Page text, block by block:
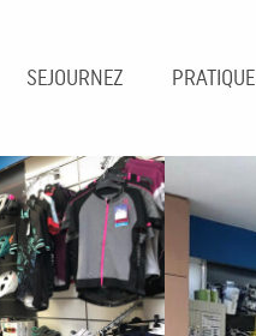
SEJOURNEZ PRATIQUE